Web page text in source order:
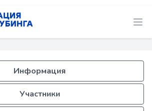
Информация
Участники